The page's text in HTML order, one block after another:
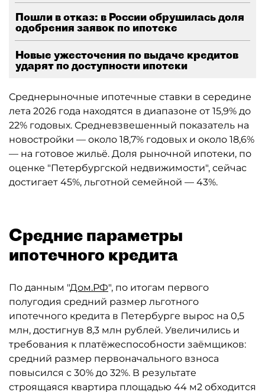
Пошли в отказ: в России обрушилась доля
одобрения заявок по ипотеке
Новые ужесточения по выдаче кредитов
ударят по доступности ипотеки
Среднерыночные ипотечные ставки в середине
лета 2026 года находятся в диапазоне от 15,9% до
22% годовых. Средневзвешенный показатель на
новостройки — около 18,7% годовых и около 18,6%
— на готовое жильё. Доля рыночной ипотеки, по
оценке "Петербургской недвижимости", сейчас
достигает 45%, льготной семейной — 43%.
Средние параметры
ипотечного кредита
По данным "Дом.РФ", по итогам первого
полугодия средний размер льготного
ипотечного кредита в Петербурге вырос на 0,5
млн, достигнув 8,3 млн рублей. Увеличились и
требования к платёжеспособности заёмщиков:
средний размер первоначального взноса
повысился с 30% до 32%. В результате
строящаяся квартира площадью 44 м2 обходится